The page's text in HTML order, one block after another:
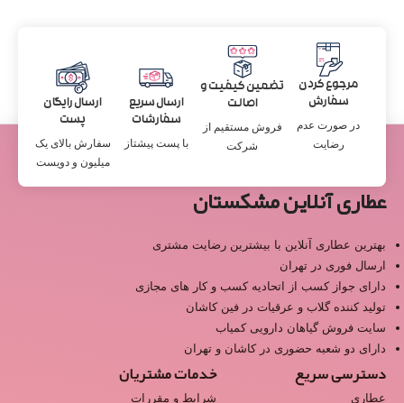
مرجوع کردن
سفارش
در صورت عدم
رضایت
تضمین کیفیت و
اصالت
فروش مستقیم از
شرکت
ارسال سریع
سفارشات
با پست پیشتاز
ارسال رایگان
پست
سفارش بالای یک
میلیون و دویست
عطاری آنلاین مشکستان
بهترین عطاری آنلاین با بیشترین رضایت مشتری
ارسال فوری در تهران
دارای جواز کسب از اتحادیه کسب و کار های مجازی
تولید کننده گلاب و عرقیات در فین کاشان
سایت فروش گیاهان دارویی کمیاب
دارای دو شعبه حضوری در کاشان و تهران
دسترسی سریع
عطاری
خدمات مشتریان
شرایط و مقررات